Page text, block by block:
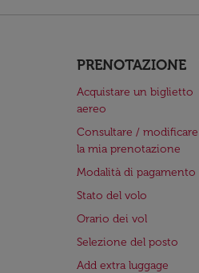
PRENOTAZIONE
Acquistare un biglietto
aereo
Consultare / modificare
la mia prenotazione
Modalità di pagamento
Stato del volo
Orario dei vol
Selezione del posto
Add extra luggage